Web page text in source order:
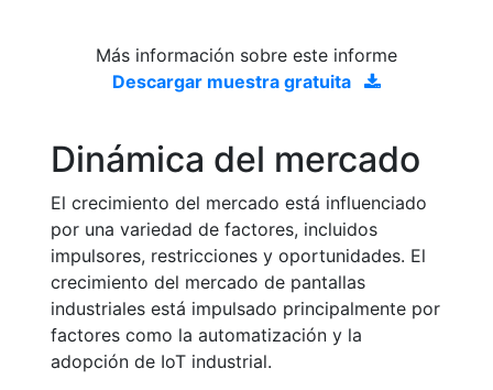
Más información sobre este informe
Descargar muestra gratuita
Dinámica del mercado
El crecimiento del mercado está influenciado
por una variedad de factores, incluidos
impulsores, restricciones y oportunidades. El
crecimiento del mercado de pantallas
industriales está impulsado principalmente por
factores como la automatización y la
adopción de IoT industrial.